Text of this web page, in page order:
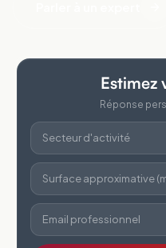
Estimez
Réponse
Secteur d'activité
Surface approximative
Email professionnel